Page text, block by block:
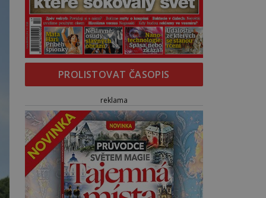
PROLISTOVAT ČASOPIS
reklama